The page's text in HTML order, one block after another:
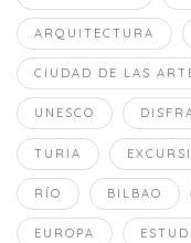
ARQUITECTURA
CIUDAD DE LAS
UNESCO
TURIA
RÍO BILBAO
EUROPA